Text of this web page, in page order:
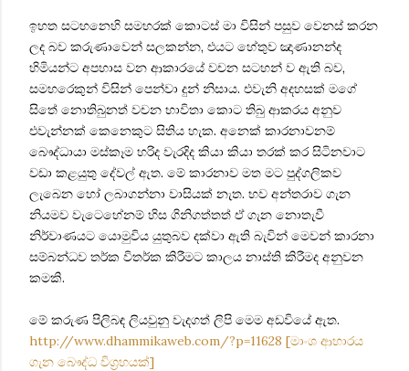
ඉහත සටහනෙහි සමහරක් කොටස් මා විසින් පසුව වෙනස් කරන
ලද බව කරුණාවෙන් සලකන්න, එයට හේතුව ඤාණානන්ද
හිමියන්ට අපහාස වන ආකාරයේ වචන සටහන් ව ඇති බව,
සමහරෙකුන් විසින් පෙන්වා දුන් නිසාය. එවැනි අදහසක් මගේ
සිතේ නොතිබුනත් වචන භාවිතා කොට තිබු ආකරය අනුව
එවැන්නක් කෙනෙකුට සිතිය හැක. අනෙක් කාරනාවනම්
බෞද්ධායා මස්කෑම හරිද වැරදිද කියා කියා තරක් කර සිටිනවාට
වඩා කළයුතු දේවල් ඇත. මේ කාරනාව මත මට පුද්ගලිකව
ලැබෙන හෝ ලබාගන්නා වාසියක් නැත. භව අන්තරාව ගැන
නියමව වැටෙහේනම් හිස ගිනිගත්තත් ඒ ගැන නොතැවී
නිර්වාණයට යොමුවිය යුතුබව දක්වා ඇති බැවින් මෙවන් කාරනා
සම්බන්ධව තර්ක විතර්ක කිරීමට කාලය නාස්ති කිරීමද අනුවන
කමකි.
මේ කරුණ පිලිබඳ ලියවුනු වැදගත් ලිපි මෙම අඩවියේ ඇත.
http://www.dhammikaweb.com/?p=11628 [මාංශ ආහාරය
ගැන බෞද්ධ විග්‍රහයක්]